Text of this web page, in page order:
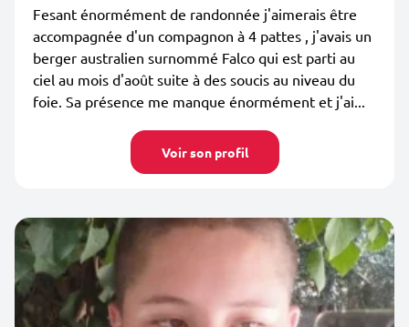
Fesant énormément de randonnée j'aimerais être
accompagnée d'un compagnon à 4 pattes , j'avais un
berger australien surnommé Falco qui est parti au
ciel au mois d'août suite à des soucis au niveau du
foie. Sa présence me manque énormément et j'ai...
Voir son profil